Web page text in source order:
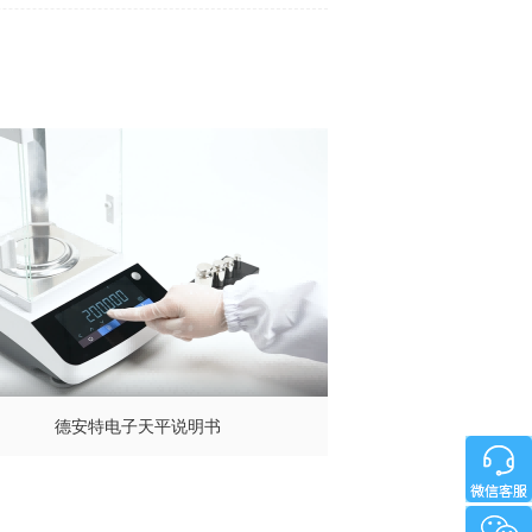
德安特电子天平说明书